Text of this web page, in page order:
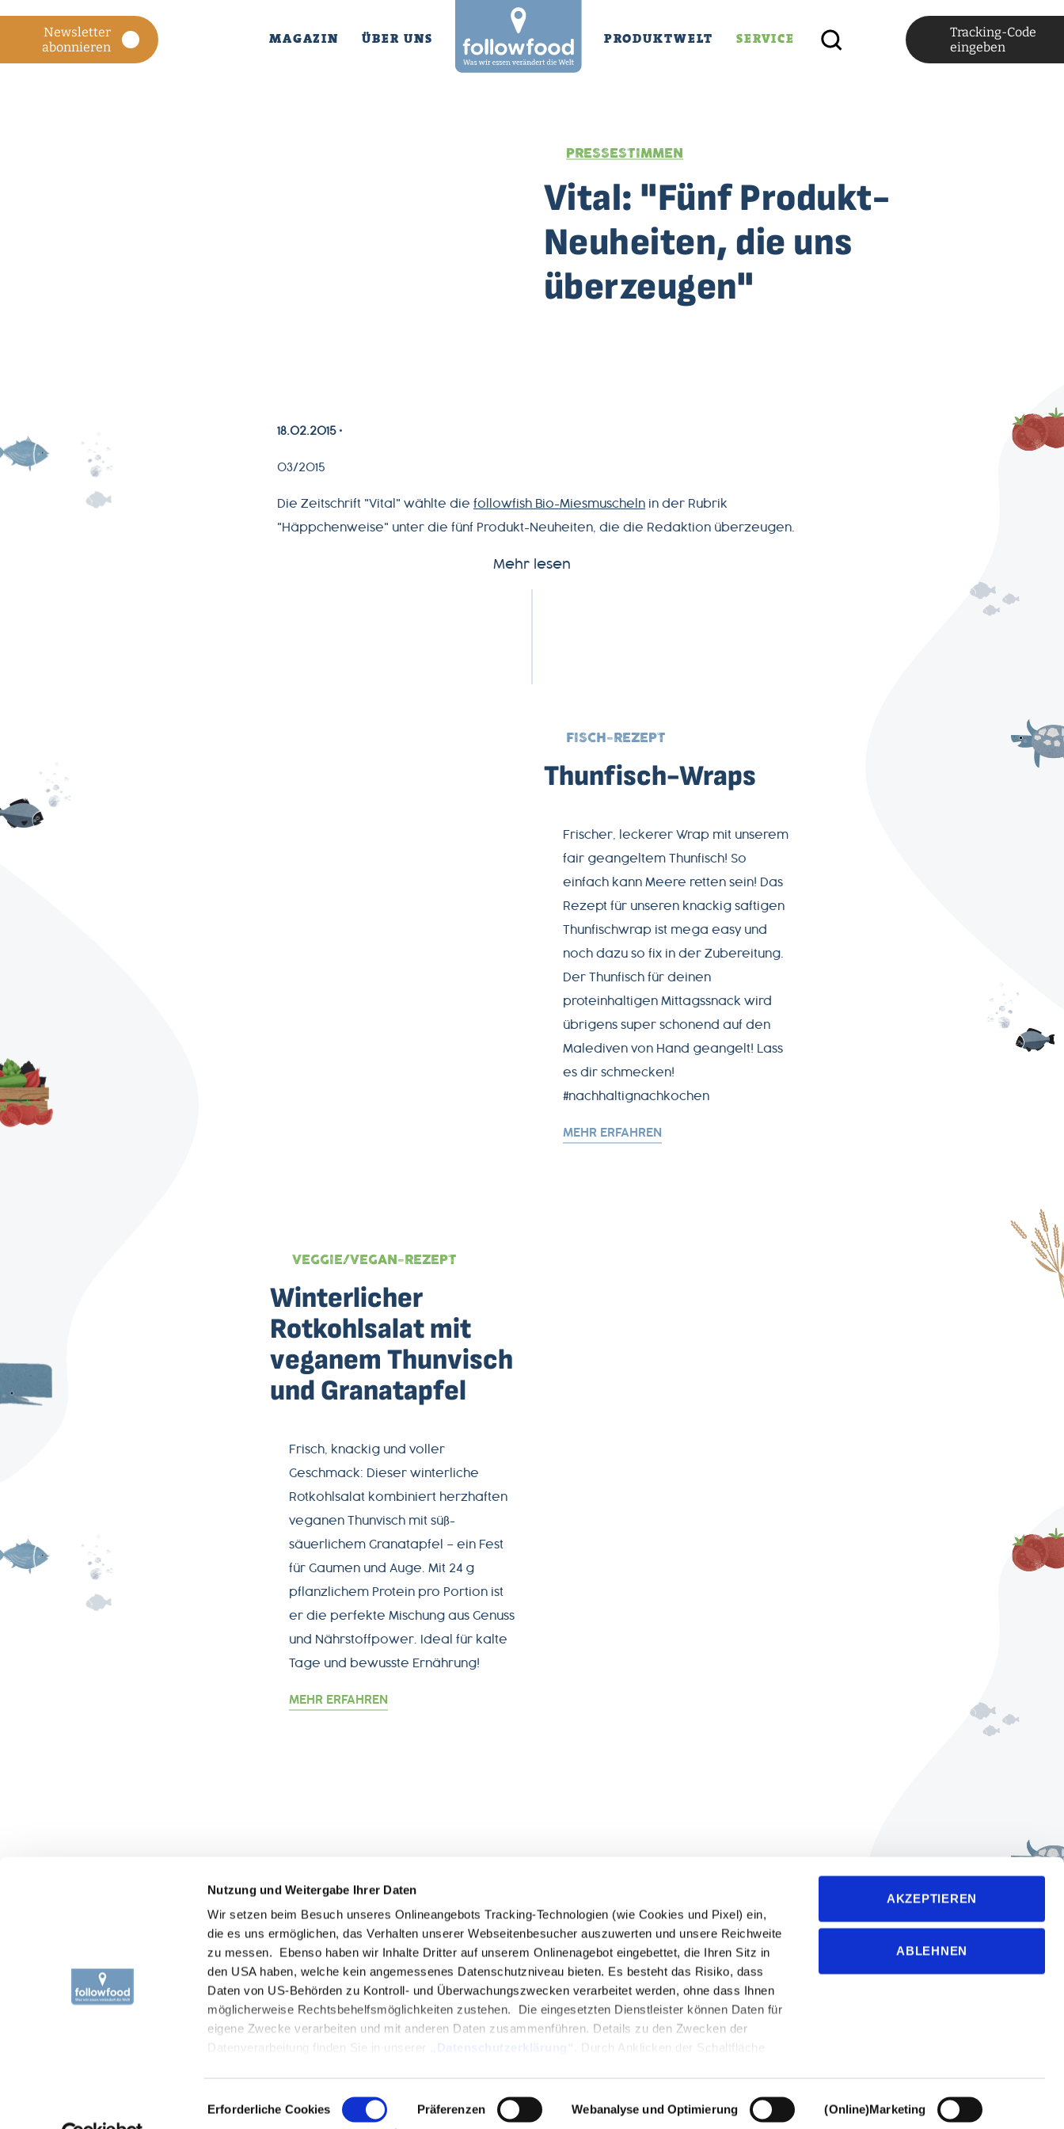
Nutzung und Weitergabe Ihrer Daten
Wir setzen beim Besuch unseres Onlineangebots Tracking-Technologien (wie Cookies und Pixel) ein,
die es uns ermöglichen, das Verhalten unserer Webseitenbesucher auszuwerten und unsere Reichweite
zu messen. Ebenso haben wir Inhalte Dritter auf unserem Onlinenagebot eingebettet, die Ihren Sitz in
den USA haben, welche kein angemessenes Datenschutzniveau bieten. Es besteht das Risiko, dass
Daten von US-Behörden zu Kontroll- und Überwachungszwecken verarbeitet werden, ohne dass Ihnen
möglicherweise Rechtsbehelfsmöglichkeiten zustehen. Die eingesetzten Dienstleister können Daten für
eigene Zwecke verarbeiten und mit anderen Daten zusammenführen. Details zu den Zwecken der
Datenverarbeitung finden Sie in unserer
„Datenschutzerklärung“
. Durch Anklicken der Schaltfläche
Einwilligung ist freiwillig, für die Nutzung des Onlineangebots nicht erforderlich und kann jederzeit über
unsere Datenschutzeinstellungen widerrufen werden. Wenn Sie das Banner mit „Ablehnen“ bestätigen,
Erforderliche Cookies Präferenzen Webanalyse und Optimierung
(Online)Marketing
AKZEPTIEREN
ABLEHNEN
MAGAZIN ÜBER UNS PRODUKTWELT SERVICE
Newsletter
abonnieren
Tracking-Code
eingeben
NEWSLETTER
PRESSESTIMMEN
Vital: "Fünf Produkt-
Neuheiten, die uns
überzeugen"
18.02.2015
03/2015
Die Zeitschrift "Vital" wählte die followfish Bio-Miesmuscheln in der Rubrik
"Häppchenweise" unter die fünf Produkt-Neuheiten, die die Redaktion überzeugen.
Mehr lesen
FISCH-REZEPT
Thunfisch-Wraps
Frischer, leckerer Wrap mit unserem
fair geangeltem Thunfisch! So
einfach kann Meere retten sein! Das
Rezept für unseren knackig saftigen
Thunfischwrap ist mega easy und
noch dazu so fix in der Zubereitung.
Der Thunfisch für deinen
proteinhaltigen Mittagssnack wird
übrigens super schonend auf den
Malediven von Hand geangelt! Lass
es dir schmecken!
#nachhaltignachkochen
MEHR ERFAHREN
VEGGIE/VEGAN-REZEPT
Winterlicher
Rotkohlsalat mit
veganem Thunvisch
und Granatapfel
Frisch, knackig und voller
Geschmack: Dieser winterliche
Rotkohlsalat kombiniert herzhaften
veganen Thunvisch mit süß-
säuerlichem Granatapfel – ein Fest
für Gaumen und Auge. Mit 24 g
pflanzlichem Protein pro Portion ist
er die perfekte Mischung aus Genuss
und Nährstoffpower. Ideal für kalte
Tage und bewusste Ernährung!
MEHR ERFAHREN
Wer wir sind
Produktwelt
Tracking-Code
Impact Report
Online-Shop
Händler
FAQ
Pressestimmen
Newsletter
followfood GmbH
D-88045 Friedrichshafen
info@followfood.de